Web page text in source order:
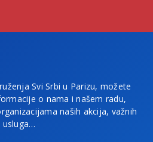
Svi Srbi u Parizu, možete
o nama i našem radu,
naših akcija, važnih
usluga…